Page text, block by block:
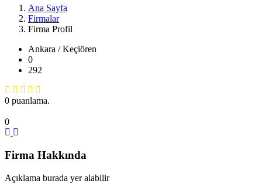
Ana Sayfa
Firmalar
Firma Profil
Ankara / Keçiören
0
292
0 puanlama.
0
Firma Hakkında
Açıklama burada yer alabilir